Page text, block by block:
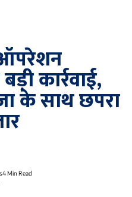
कार्रवाई,
के साथ छपरा
4 Min Read